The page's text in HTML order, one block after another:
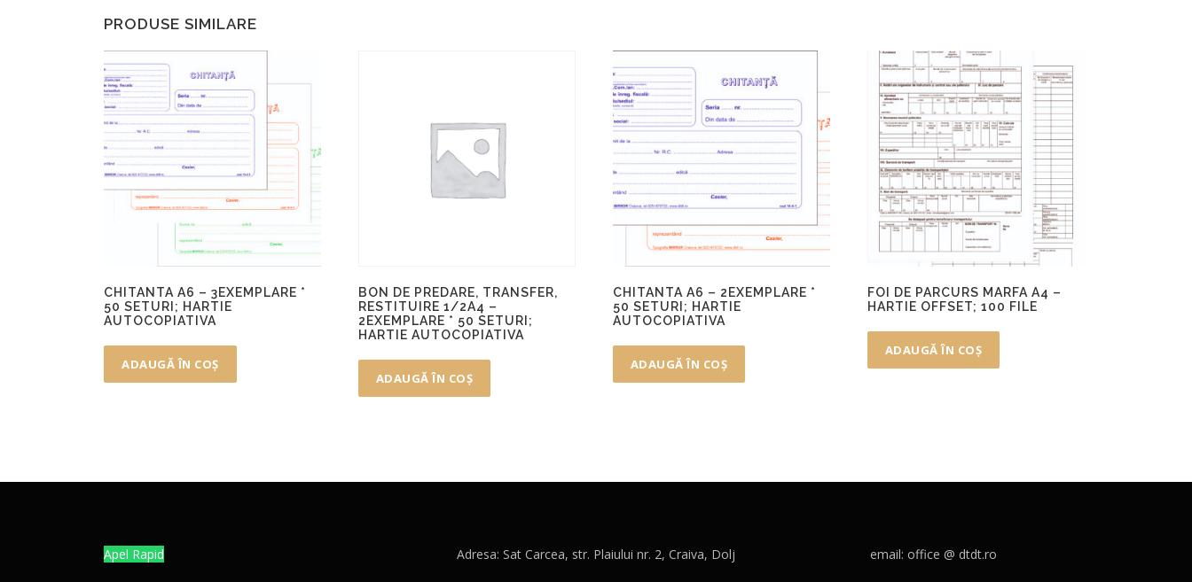
PRODUSE SIMILARE
CHITANTA A6 – 3EXEMPLARE *
50 SETURI; HARTIE
AUTOCOPIATIVA
ADAUGĂ ÎN COȘ
BON DE PREDARE, TRANSFER,
RESTITUIRE 1/2A4 –
2EXEMPLARE * 50 SETURI;
HARTIE AUTOCOPIATIVA
ADAUGĂ ÎN COȘ
CHITANTA A6 – 2EXEMPLARE *
50 SETURI; HARTIE
AUTOCOPIATIVA
ADAUGĂ ÎN COȘ
FOI DE PARCURS MARFA A4 –
HARTIE OFFSET; 100 FILE
ADAUGĂ ÎN COȘ
Apel Rapid Adresa: Sat Carcea, str. Plaiului nr. 2, Craiva, Dolj email: office @ dtdt.ro